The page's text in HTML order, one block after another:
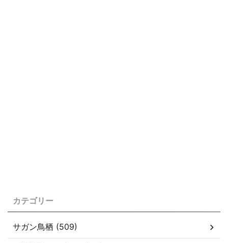
カテゴリー
サガン鳥栖 (509)